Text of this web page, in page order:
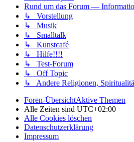
Rund um das Forum —
↳ Vorstellung
↳ Musik
↳ Smalltalk
↳ Kunstcafé
↳ Hilfe!!!!
↳ Test-Forum
↳ Off Topic
↳ Andere Religionen,
Foren-ÜbersichtAktive Themen
Alle Zeiten sind UTC+02:00
Alle Cookies löschen
Datenschutzerklärung
Impressum